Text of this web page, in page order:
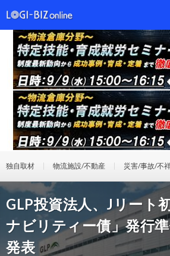
独自取材 物流施設/不動産 災害/事故/不
GLP投資法人、Jリート
ナビリティー債」発行
発表